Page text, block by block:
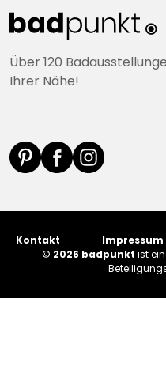
Über 120
Ihrer Nähe!
© 2026 badpunkt ist
Kontakt Impressum